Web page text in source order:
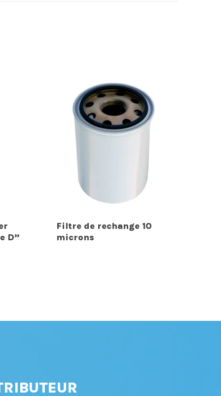
D”
Filtre de rechange 10
microns